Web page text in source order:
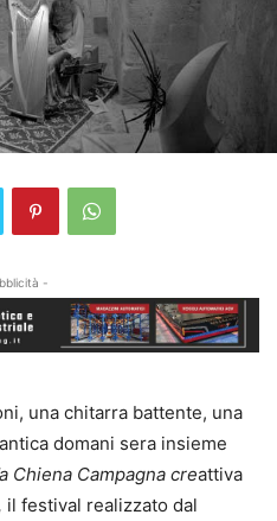
-
una chitarra battente, una
domani sera insieme
Chiena Campagna creattiva
il festival realizzato dal